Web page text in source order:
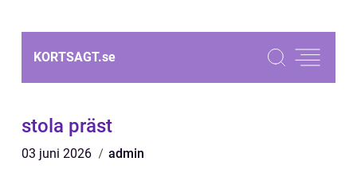
KORTSAGT.se
stola präst
03 juni 2026 admin